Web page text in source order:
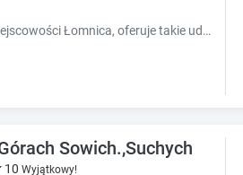
Obiekt Domek Ostoja, położony w miejscowości Łomnica, oferuje takie udogodnienia, jak bezpłatne Wi-Fi oraz telewizor z płaskim ekranem. Odległo
Sowich.,Suchych
10 Wyjątkowy!